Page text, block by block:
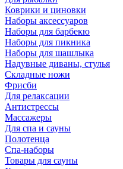
Коврики и циновки
Наборы аксессуаров
Наборы для барбекю
Наборы для пикника
Наборы для шашлыка
Надувные диваны, стулья
Складные ножи
Фрисби
Для релаксации
Антистрессы
Массажеры
Для спа и сауны
Полотенца
Спа-наборы
Товары для сауны